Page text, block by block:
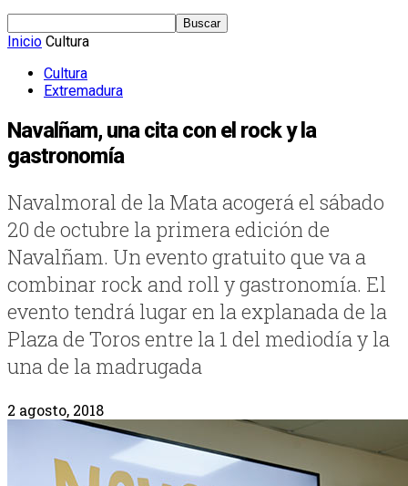
Inicio Cultura
Cultura
Extremadura
Navalñam, una cita con el rock y la
gastronomía
Navalmoral de la Mata acogerá el sábado
20 de octubre la primera edición de
Navalñam. Un evento gratuito que va a
combinar rock and roll y gastronomía. El
evento tendrá lugar en la explanada de la
Plaza de Toros entre la 1 del mediodía y la
una de la madrugada
2 agosto, 2018